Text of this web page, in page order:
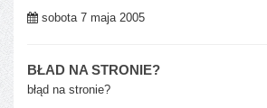
sobota 7 maja 2005
BŁAD NA STRONIE?
błąd na stronie?